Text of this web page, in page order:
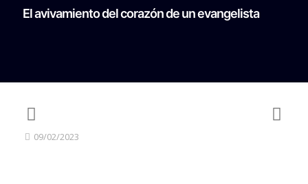
El avivamiento del corazón de un evangelista
09/02/2023